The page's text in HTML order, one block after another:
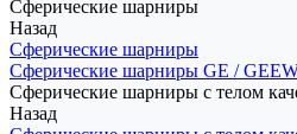
Сферические шарниры
Назад
Сферические шарниры
Сферические шарниры GE /
Сферические шарниры с телом
Назад